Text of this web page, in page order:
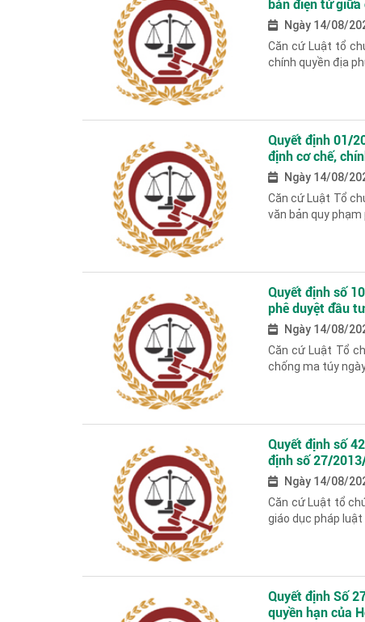
bản điện tử
Ngày 14/08/
Căn cứ Luật tổ
chính quyền địa
Quyết định 01/
định cơ chế,
Ngày 14/08/
Căn cứ Luật Tổ
văn bản quy phạm
Quyết định số
phê duyệt đầu
đoạn 2016 -
Ngày 14/08/
Căn cứ Luật Tổ
chống ma túy
Quyết định số
định số 27/
nhiệm vụ, quyền
Ngày 14/08/
Căn cứ Luật tổ
giáo dục pháp luật
Quyết định Số
quyền hạn của